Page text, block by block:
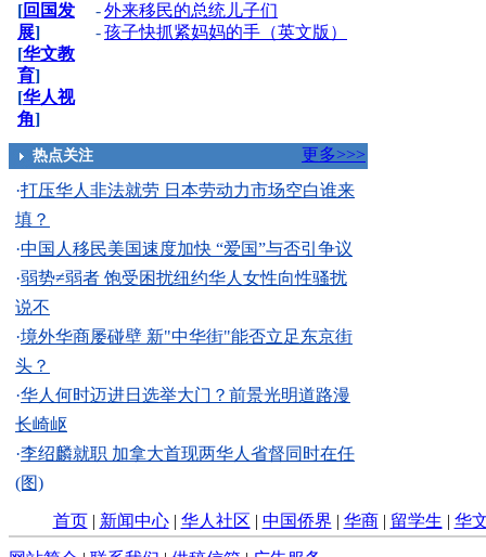
[回国发
展]
[华文教
育]
[华人视
角]
- 外来移民的总统儿子们
- 孩子快抓紧妈妈的手（英文版）
热点关注
更多>>>
·打压华人非法就劳 日本劳动力市场空白谁来
填？
·中国人移民美国速度加快 “爱国”与否引争议
·弱势≠弱者 饱受困扰纽约华人女性向性骚扰
说不
·境外华商屡碰壁 新"中华街"能否立足东京街
头？
·华人何时迈进日选举大门？前景光明道路漫
长崎岖
·李绍麟就职 加拿大首现两华人省督同时在任
(图)
首页| 新闻中心| 华人社区 | 中国侨界 | 华商| 留学生 | 华